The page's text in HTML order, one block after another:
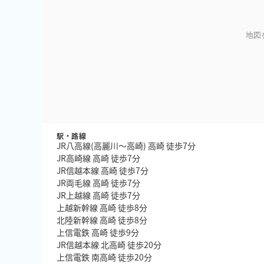
地図
駅・路線
JR八高線(高麗川～高崎) 高崎 徒歩7分
JR高崎線 高崎 徒歩7分
JR信越本線 高崎 徒歩7分
JR両毛線 高崎 徒歩7分
JR上越線 高崎 徒歩7分
上越新幹線 高崎 徒歩8分
北陸新幹線 高崎 徒歩8分
上信電鉄 高崎 徒歩9分
JR信越本線 北高崎 徒歩20分
上信電鉄 南高崎 徒歩20分